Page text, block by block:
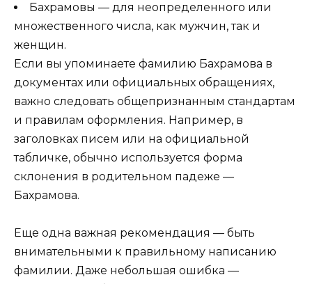
Бахрамовы — для неопределенного или
множественного числа, как мужчин, так и
женщин.
Если вы упоминаете фамилию Бахрамова в
документах или официальных обращениях,
важно следовать общепризнанным стандартам
и правилам оформления. Например, в
заголовках писем или на официальной
табличке, обычно используется форма
склонения в родительном падеже —
Бахрамова.
Еще одна важная рекомендация — быть
внимательными к правильному написанию
фамилии. Даже небольшая ошибка —